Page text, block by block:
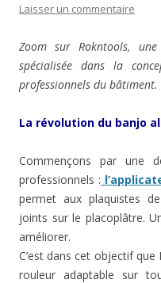
Laisser un commentaire
Zoom sur Rokntools, une
spécialisée dans la
professionnels du bâtiment.
La révolution du banjo
Commençons par une
professionnels :
permet aux plaquistes
joints sur le placoplâtre.
améliorer.
C’est dans cet objectif
rouleur adaptable sur